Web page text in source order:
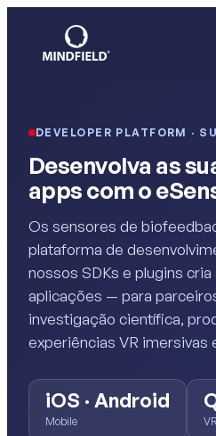
DEVELOPER PLATFORM ·
Desenvolva as
apps com o
Os sensores de
plataforma de
nossos SDKs e plugins
aplicações — para
investigação científica,
experiências VR imersivas
iOS · Android
Mobile VR